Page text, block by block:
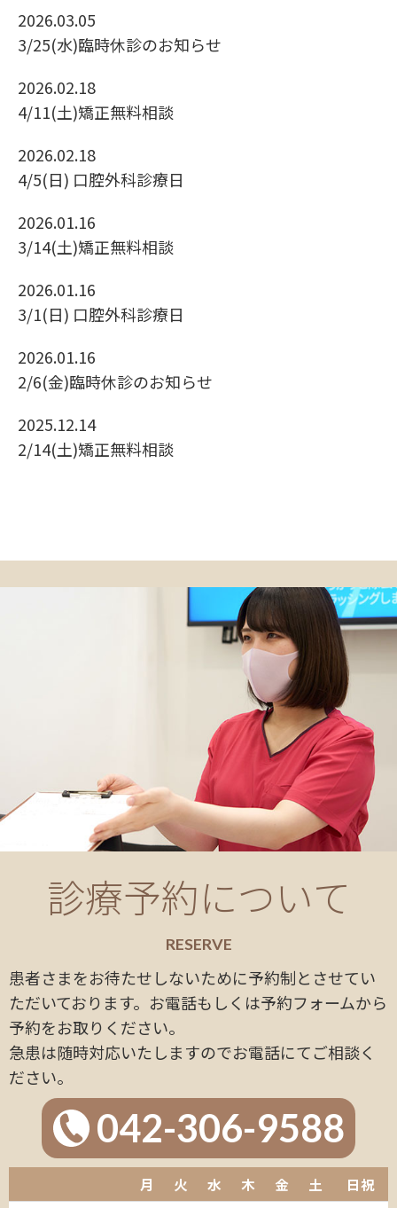
2026.03.05
3/25(水)臨時休診のお知らせ
2026.02.18
4/11(土)矯正無料相談
2026.02.18
4/5(日) 口腔外科診療日
2026.01.16
3/14(土)矯正無料相談
2026.01.16
3/1(日) 口腔外科診療日
2026.01.16
2/6(金)臨時休診のお知らせ
2025.12.14
2/14(土)矯正無料相談
診療予約について
RESERVE
患者さまをお待たせしないために予約制とさせてい
ただいております。お電話もしくは予約フォームから
予約をお取りください。
急患は随時対応いたしますのでお電話にてご相談く
ださい。
042-306-9588
月 火 水 木 金 土
日祝